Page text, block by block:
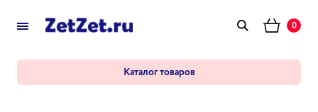
0
Каталог товаров